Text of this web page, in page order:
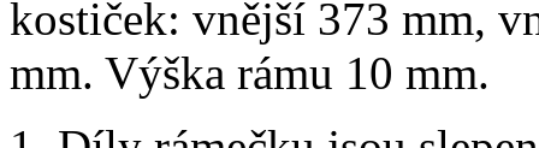
kostiček: vnější 373 mm,
mm. Výška rámu 10 mm.